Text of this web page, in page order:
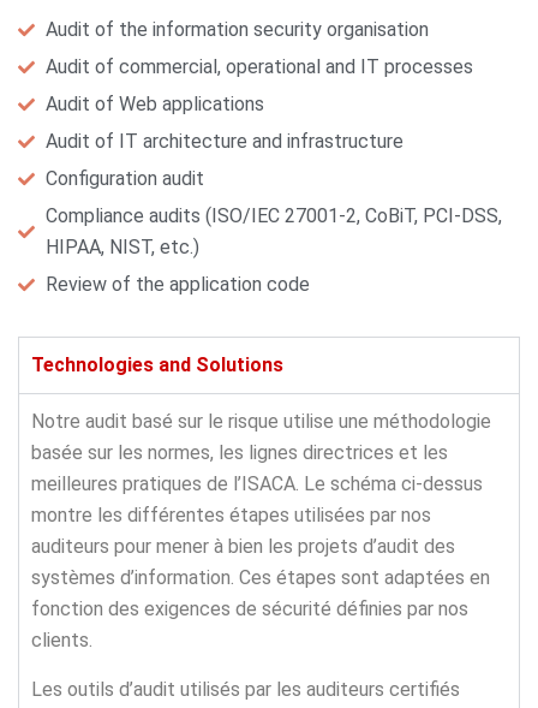
Audit of the information security organisation
Audit of commercial, operational and IT processes
Audit of Web applications
Audit of IT architecture and infrastructure
Configuration audit
Compliance audits (ISO/IEC 27001-2, CoBiT, PCI-DSS,
HIPAA, NIST, etc.)
Review of the application code
Technologies and Solutions
Notre audit basé sur le risque utilise une méthodologie
basée sur les normes, les lignes directrices et les
meilleures pratiques de l’ISACA. Le schéma ci-dessus
montre les différentes étapes utilisées par nos
auditeurs pour mener à bien les projets d’audit des
systèmes d’information. Ces étapes sont adaptées en
fonction des exigences de sécurité définies par nos
clients.
Les outils d’audit utilisés par les auditeurs certifiés